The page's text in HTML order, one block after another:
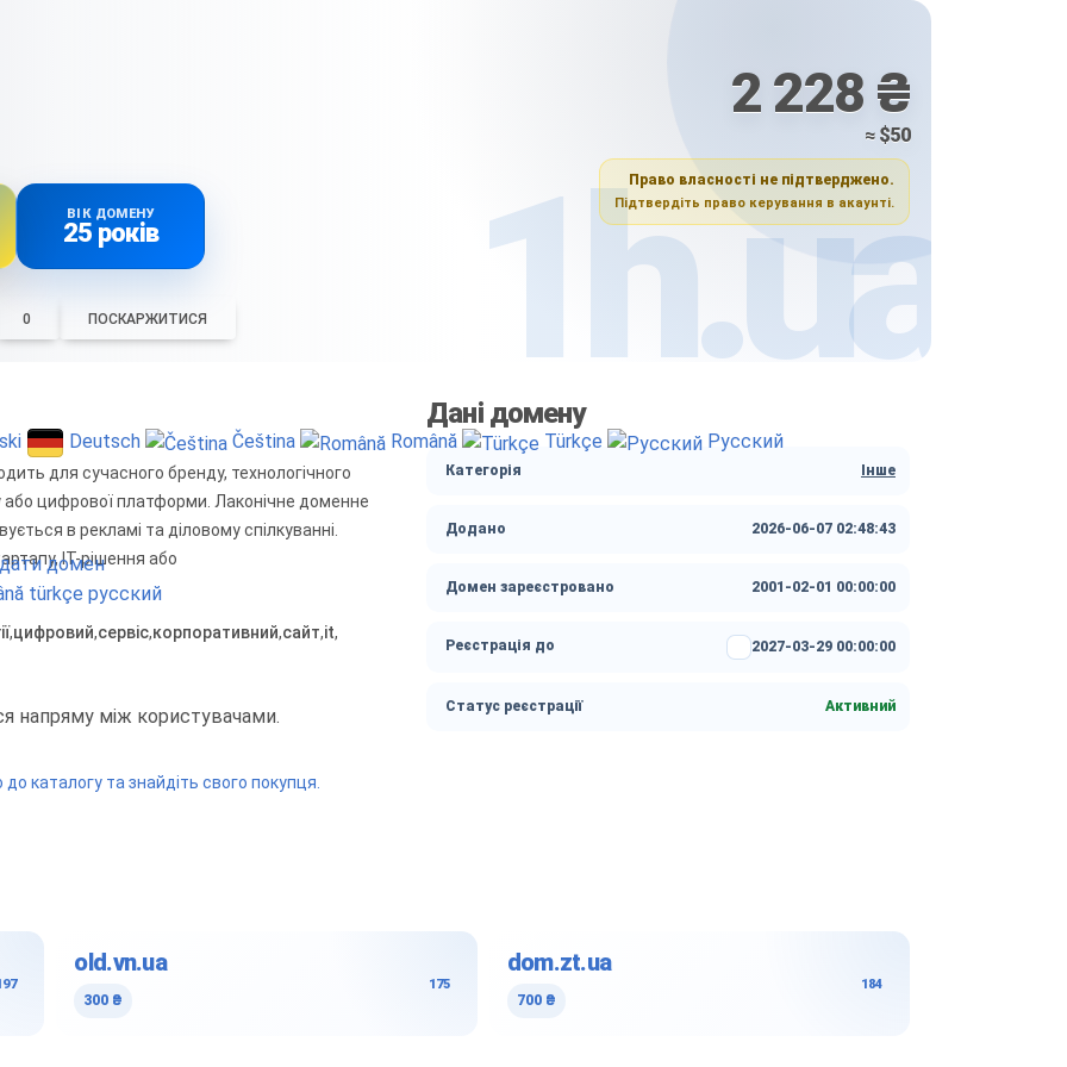
Deutsch Čeština Română Türkçe Русский
домен
türkçe русский
ВІК ДОМЕНУ
25 років
2 228 ₴
≈ $50
Право власності не підтверджено.
Підтвердіть право керування в акаунті.
0 ПОСКАРЖИТИСЯ
для сучасного бренду, технологічного
або цифрової платформи. Лаконічне доменне
в рекламі та діловому спілкуванні.
IT-рішення або
,цифровий,сервіс,корпоративний,сайт,it,
напряму між користувачами.
Дані домену
Категорія Інше
Додано 2026-06-07 02:48:43
Домен зареєстровано 2001-02-01 00:00:00
Реєстрація до 2027-03-29 00:00:00
Статус реєстрації Активний
каталогу та знайдіть свого покупця.
old.vn.ua
300 ₴
175
dom.zt.ua
700 ₴
184